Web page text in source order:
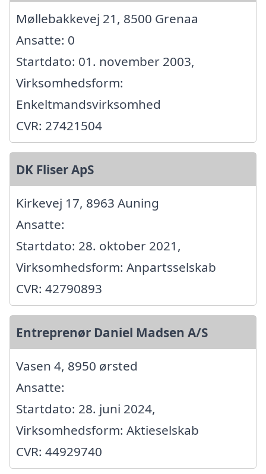
Møllebakkevej 21, 8500 Grenaa
Ansatte: 0
Startdato: 01. november 2003,
Virksomhedsform:
Enkeltmandsvirksomhed
CVR: 27421504
DK Fliser ApS
Kirkevej 17, 8963 Auning
Ansatte:
Startdato: 28. oktober 2021,
Virksomhedsform: Anpartsselskab
CVR: 42790893
Entreprenør Daniel Madsen A/S
Vasen 4, 8950 ørsted
Ansatte:
Startdato: 28. juni 2024,
Virksomhedsform: Aktieselskab
CVR: 44929740